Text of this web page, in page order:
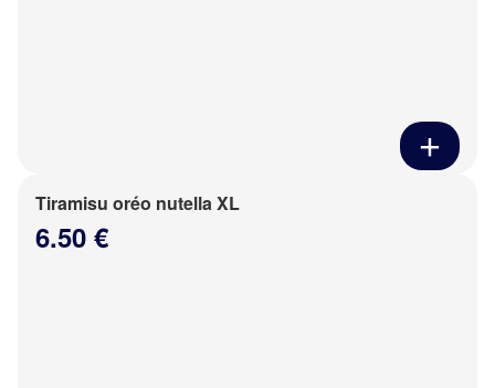
Tiramisu oréo nutella XL
6.50 €